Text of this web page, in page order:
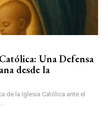
Una Defensa
desde la
de la Iglesia Católica ante el